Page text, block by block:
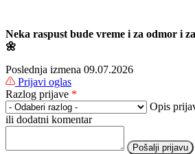
Neka raspust bude vreme i za odmor i
🌼
Poslednja izmena 09.07.2026
Prijavi oglas
Razlog prijave *
Opis
ili dodatni komentar
Pošalji prijavu